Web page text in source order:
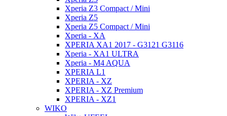
Xperia Z3 Compact / Mini
Xperia Z5
Xperia Z5 Compact / Mini
Xperia - XA
XPERIA XA1 2017 - G3121 G3116
Xperia - XA1 ULTRA
Xperia - M4 AQUA
XPERIA L1
XPERIA - XZ
XPERIA - XZ Premium
XPERIA - XZ1
WIKO